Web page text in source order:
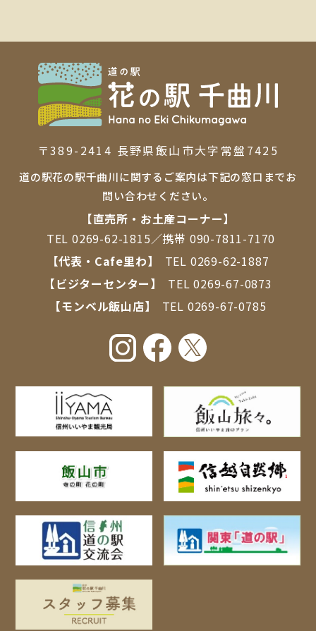
〒389-2414 ⻑野県飯⼭市⼤字常盤7425
道の駅花の駅千曲川に関するご案内は下記の窓口までお
問い合わせください。
【直売所・お⼟産コーナー】
TEL 0269-62-1815／携帯 090-7811-7170
【代表・Cafe里わ】
TEL 0269-62-1887
【ビジターセンター】
TEL0269-67-0873
【モンベル飯山店】
TEL 0269-67-0785